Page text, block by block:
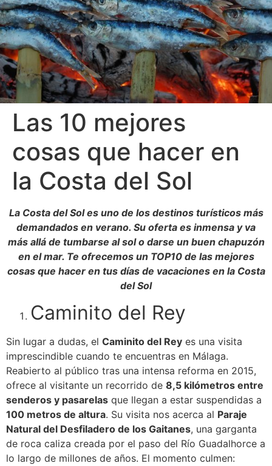
Las 10 mejores
cosas que hacer en
la Costa del Sol
La Costa del Sol es uno de los destinos turísticos más
demandados en verano. Su oferta es inmensa y va
más allá de tumbarse al sol o darse un buen chapuzón
en el mar. Te ofrecemos un TOP10 de las mejores
cosas que hacer en tus días de vacaciones en la Costa
del Sol
Caminito del Rey
Sin lugar a dudas, el Caminito del Rey es una visita
imprescindible cuando te encuentras en Málaga.
Reabierto al público tras una intensa reforma en 2015,
ofrece al visitante un recorrido de 8,5 kilómetros entre
senderos y pasarelas que llegan a estar suspendidas a
100 metros de altura. Su visita nos acerca al Paraje
Natural del Desfiladero de los Gaitanes, una garganta
de roca caliza creada por el paso del Río Guadalhorce a
lo largo de millones de años. El momento culmen: